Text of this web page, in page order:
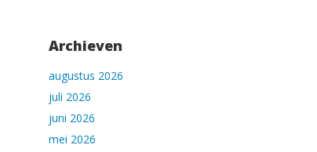
Archieven
augustus 2026
juli 2026
juni 2026
mei 2026